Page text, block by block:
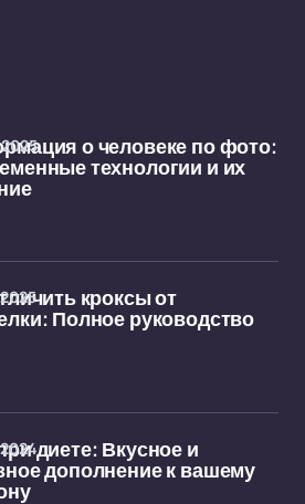
о человеке по фото:
технологии и их
кроксы от
Полное руководство
диете: Вкусное и
дополнение к вашему